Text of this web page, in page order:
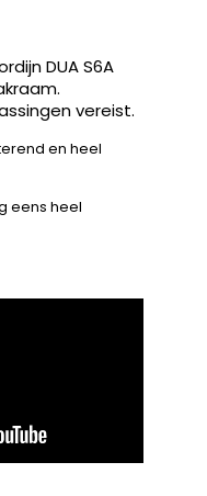
DUA S6A
vereist.
en heel
eens heel